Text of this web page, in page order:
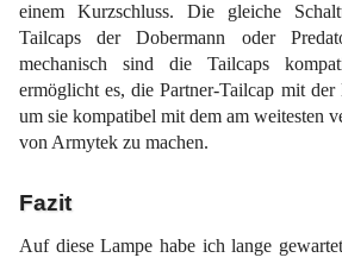
einem Kurzschluss. Die gleiche
Tailcaps der Dobermann oder
mechanisch sind die Tailcaps
ermöglicht es, die Partner-Tailcap mit der
um sie kompatibel mit dem am weitesten
von Armytek zu machen.
Fazit
Auf diese Lampe habe ich lange